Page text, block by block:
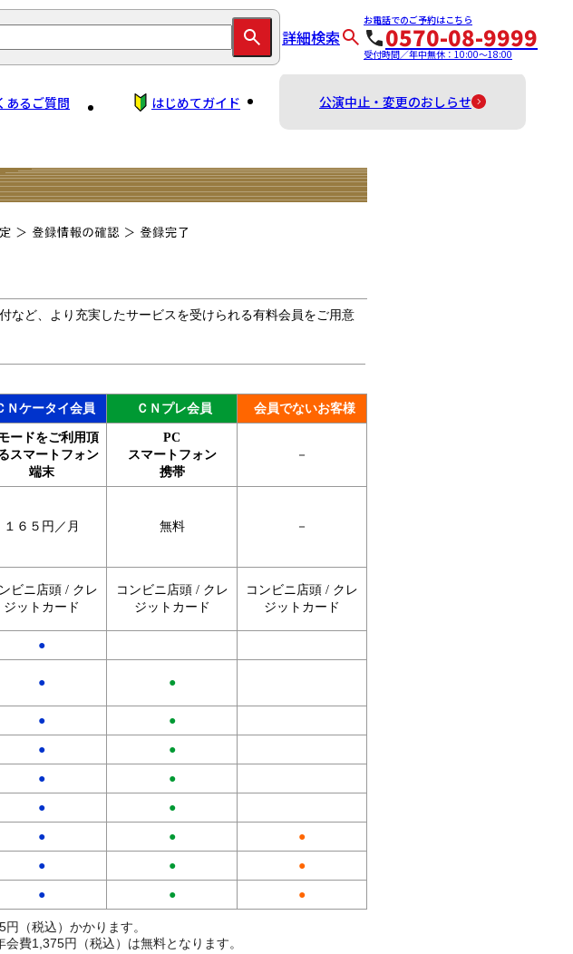
詳細検索
お電話でのご予約はこちら
0570-08-9999
受付時間／年中無休：10:00～18:00
あるご質問 はじめてガイド 公演中止・変更のおしらせ
など、より充実したサービスを受けられる有料会員をご用意
Ｎケータイ会員 ＣＮプレ会員 会員でないお客様
ードをご利用頂
スマートフォン
端末
PC
スマートフォン
携帯
－
１６５円／月 無料 －
ビニ店頭 / クレ
ジットカード
コンビニ店頭 / クレ
ジットカード
コンビニ店頭 / クレ
ジットカード
●
● ●
● ●
● ●
● ●
● ●
● ● ●
● ● ●
● ● ●
（税込）かかります。
費1,375円（税込）は無料となります。